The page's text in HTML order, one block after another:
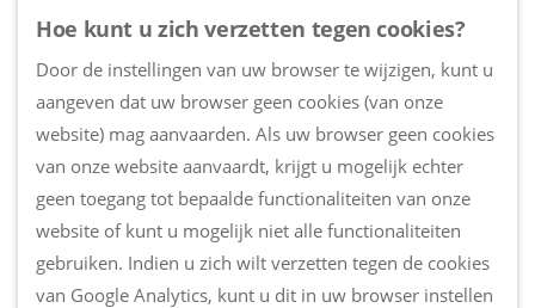
Hoe kunt u zich verzetten tegen cookies?
Door de instellingen van uw browser te wijzigen, kunt u
aangeven dat uw browser geen cookies (van onze
website) mag aanvaarden. Als uw browser geen cookies
van onze website aanvaardt, krijgt u mogelijk echter
geen toegang tot bepaalde functionaliteiten van onze
website of kunt u mogelijk niet alle functionaliteiten
gebruiken. Indien u zich wilt verzetten tegen de cookies
van Google Analytics, kunt u dit in uw browser instellen